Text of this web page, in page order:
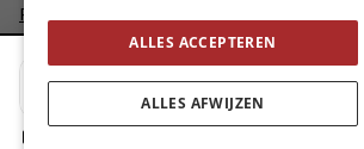
Privacybeleid
Disclaimer
AI Charter
Cookievoorkeuren aanpassen
site by
Voeg MO* toe aan je beginscherm
1. Druk op de deelknop
ALLES ACCEPTEREN
ALLES AFWIJZEN